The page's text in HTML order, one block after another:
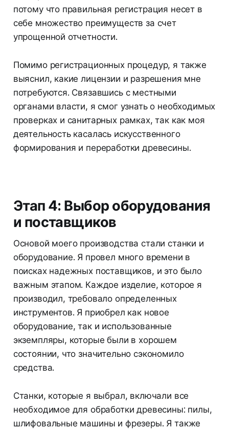
потому что правильная регистрация несет в
себе множество преимуществ за счет
упрощенной отчетности.
Помимо регистрационных процедур, я также
выяснил, какие лицензии и разрешения мне
потребуются. Связавшись с местными
органами власти, я смог узнать о необходимых
проверках и санитарных рамках, так как моя
деятельность касалась искусственного
формирования и переработки древесины.
Этап 4: Выбор оборудования
и поставщиков
Основой моего производства стали станки и
оборудование. Я провел много времени в
поисках надежных поставщиков, и это было
важным этапом. Каждое изделие, которое я
производил, требовало определенных
инструментов. Я приобрел как новое
оборудование, так и использованные
экземпляры, которые были в хорошем
состоянии, что значительно сэкономило
средства.
Станки, которые я выбрал, включали все
необходимое для обработки древесины: пилы,
шлифовальные машины и фрезеры. Я также